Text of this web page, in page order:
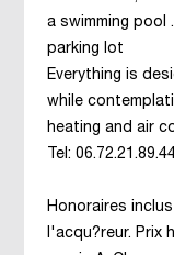
a swimming pool .
parking lot
Everything is
while
heating and air
Tel:
Honoraires
l'acqu?reur. Prix